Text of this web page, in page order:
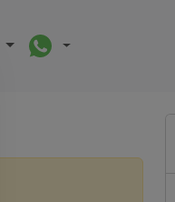
Toggle Dropdown